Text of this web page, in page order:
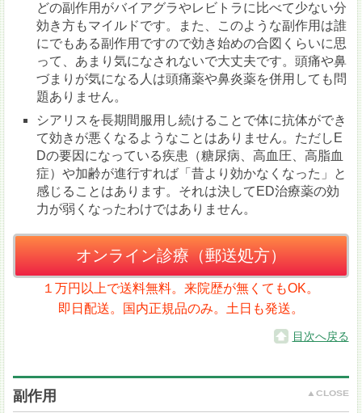
どの副作用がバイアグラやレビトラに比べて少ない分
効き方もマイルドです。また、このような副作用は誰
にでもある副作用ですので効き始めの合図くらいに思
って、あまり気になされないで大丈夫です。頭痛や鼻
づまりが気になる人は頭痛薬や鼻炎薬を併用しても問
題ありません。
シアリスを長期間服用し続けることで体に抗体ができ
て効きが悪くなるようなことはありません。ただしE
Dの要因になっている疾患（糖尿病、高血圧、高脂血
症）や加齢が進行すれば「昔より効かなくなった」と
感じることはあります。それは決してED治療薬の効
力が弱くなったわけではありません。
オンライン診療（郵送処方）
１万円以上で送料無料。来院歴が無くてもOK。
即日配送。国内正規品のみ。土日も発送。
目次へ戻る
副作用